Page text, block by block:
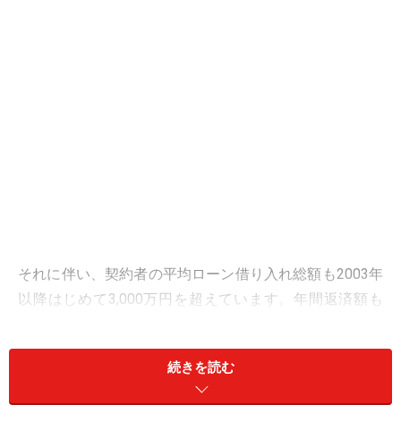
それに伴い、契約者の平均ローン借り入れ総額も2003年
以降はじめて3,000万円を超えています。年間返済額も
済額は11万アップしています。
続きを読む